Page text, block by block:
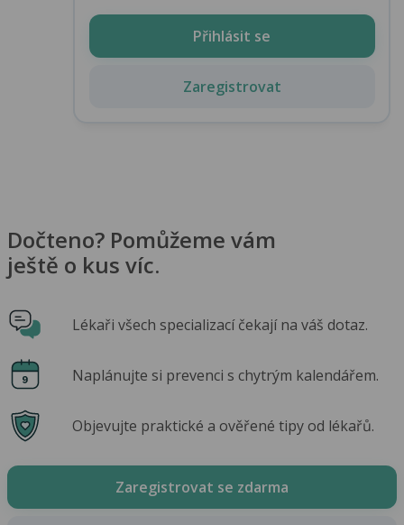
Přihlásit se
Zaregistrovat
Dočteno? Pomůžeme vám
ještě o kus víc.
Lékaři všech specializací čekají na váš dotaz.
Naplánujte si prevenci s chytrým kalendářem.
Objevujte praktické a ověřené tipy od lékařů.
Zaregistrovat se zdarma